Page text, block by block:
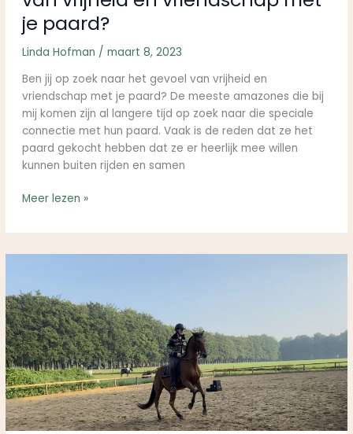
je paard?
Linda Hofman / maart 8, 2023
Ben jij op zoek naar het gevoel van vrijheid en
vriendschap met je paard? De meeste amazones die bij
mij komen zijn al langere tijd op zoek naar die speciale
connectie met hun paard. Vaak is de reden dat ze het
paard gekocht hebben dat ze er heerlijk mee willen
kunnen buiten rijden en samen
Meer lezen »
steigert
als
ik
hem
uit
mijn
ruimte
stuur